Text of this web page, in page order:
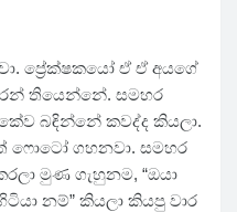
ප්‍රේක්ෂකයෝ ඒ ඒ අයගේ
තියෙන්නේ. සමහර
බඳින්නේ කවද්ද කියලා.
ෆොටෝ ගහනවා. සමහර
මුණ ගැහුනම, “ඔයා
නම්” කියලා කියපු වාර